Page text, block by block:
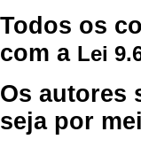
Todos os
com a Lei
Os autores
seja por